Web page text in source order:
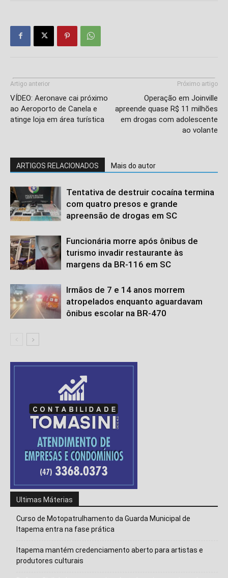
Artigo anterior
VÍDEO: Aeronave cai próximo
ao Aeroporto de Canela e
atinge loja em área turística
Próximo artigo
Operação em Joinville
apreende quase R$ 11 milhões
em drogas com adolescente
ao volante
ARTIGOS RELACIONADOS Mais do autor
Tentativa de destruir cocaína termina
com quatro presos e grande
apreensão de drogas em SC
Funcionária morre após ônibus de
turismo invadir restaurante às
margens da BR-116 em SC
Irmãos de 7 e 14 anos morrem
atropelados enquanto aguardavam
ônibus escolar na BR-470
Ultimas Máterias
Curso de Motopatrulhamento da Guarda Municipal de
Itapema entra na fase prática
Itapema mantém credenciamento aberto para artistas e
produtores culturais
Isso vai fechar em